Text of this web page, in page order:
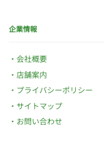
企業情報
会社概要
店舗案内
プライバシーポリシー
サイトマップ
お問い合わせ